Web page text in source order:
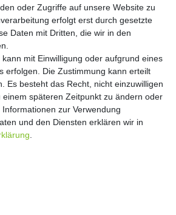
Abonnieren
** Hierbei handelt es sich um ein Pflichtfeld.
Widerrufs­formular Impressum
AGB Kontakt
oder Zugriffe auf unsere Website zu
erfolgt erst durch gesetzte
Daten mit Dritten, die wir in den
mit Einwilligung oder aufgrund eines
erfolgen. Die Zustimmung kann erteilt
Es besteht das Recht, nicht einzuwilligen
einem späteren Zeitpunkt zu ändern oder
zur Verwendung
und den Diensten erklären wir in
| Alle Rechte vorbehalten. |
für Industrie, Handel, Handwerk und